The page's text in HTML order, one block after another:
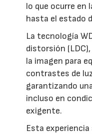
lo que ocurre en
hasta el estado
La tecnología
distorsión
la imagen para
contrastes de
garantizando
incluso en
exigente.
Esta